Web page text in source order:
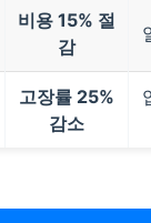
비용 15% 절
감
고장률 25%
감소